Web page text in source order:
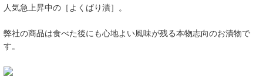
人気急上昇中の［よくばり漬］。
弊社の商品は食べた後にも心地よい風味が残る本物志向のお漬物で
す。